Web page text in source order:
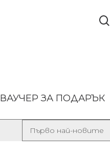
ВАУЧЕР ЗА ПОДАРЪК